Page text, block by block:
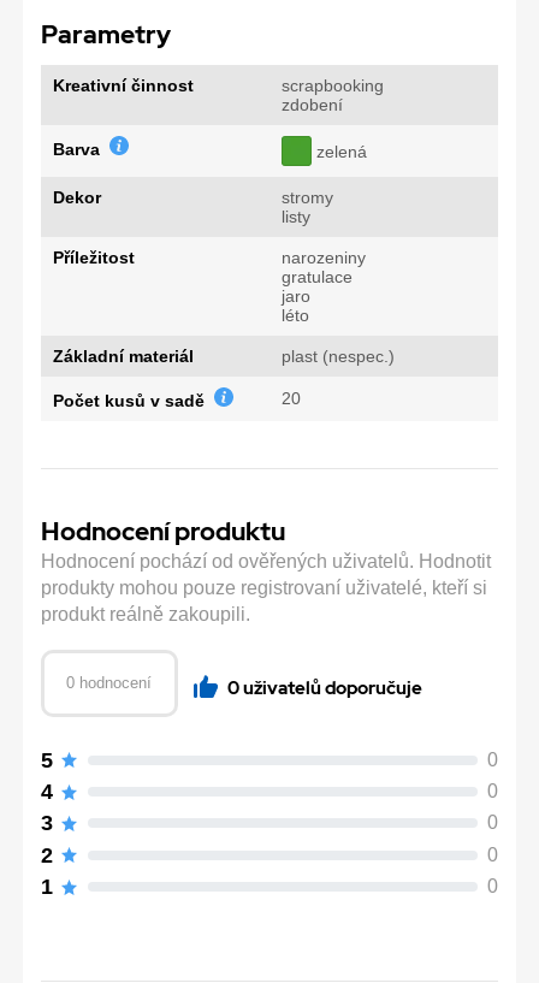
Parametry
Kreativní činnost
scrapbooking
zdobení
Barva zelená
Dekor
stromy
listy
Příležitost
narozeniny
gratulace
jaro
léto
Základní materiál plast (nespec.)
Počet kusů v sadě 20
Hodnocení produktu
Hodnocení pochází od ověřených uživatelů. Hodnotit
produkty mohou pouze registrovaní uživatelé, kteří si
produkt reálně zakoupili.
0 hodnocení 0 uživatelů doporučuje
5 0
4 0
3 0
2 0
1 0